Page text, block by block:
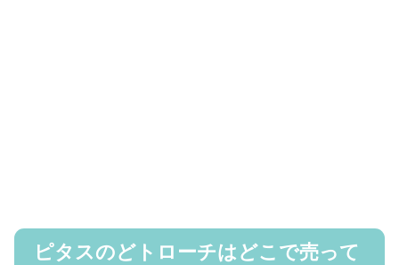
ピタスのどトローチはどこで売って